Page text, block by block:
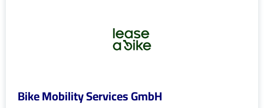
Bike Mobility Services GmbH